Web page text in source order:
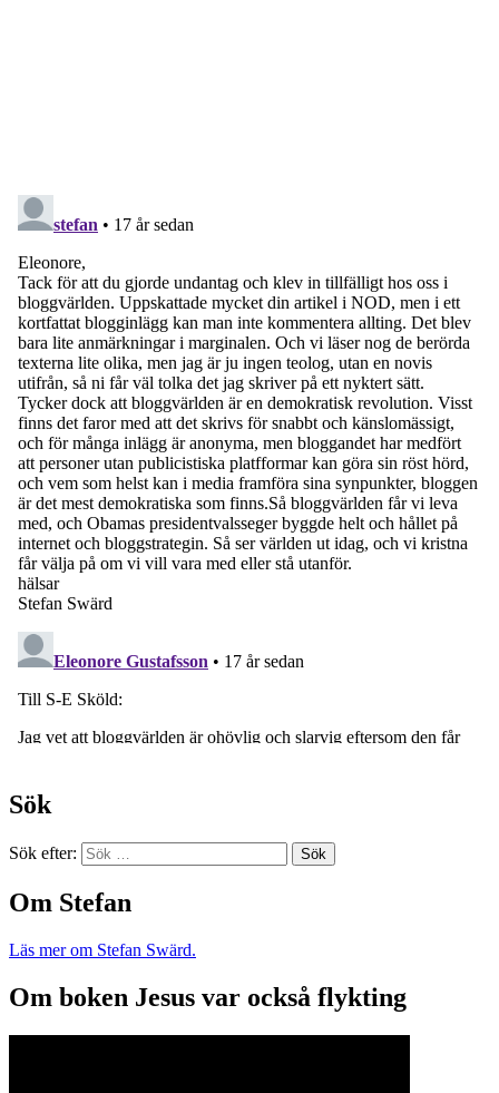
Sök
Sök efter:
Om Stefan
Läs mer om Stefan Swärd.
Om boken Jesus var också flykting